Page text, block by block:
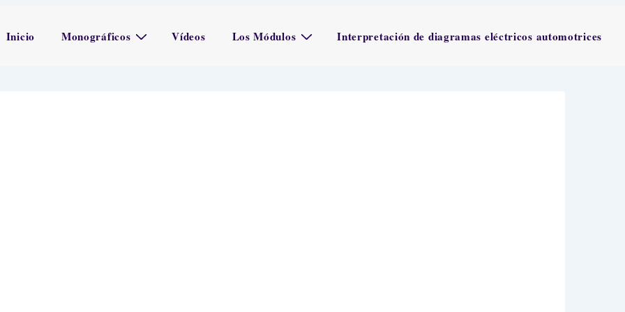
Inicio Monográficos Vídeos Los Módulos Interpretación de diagramas eléctricos automotrices